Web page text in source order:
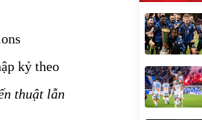
kỷ theo
thuật lẫn